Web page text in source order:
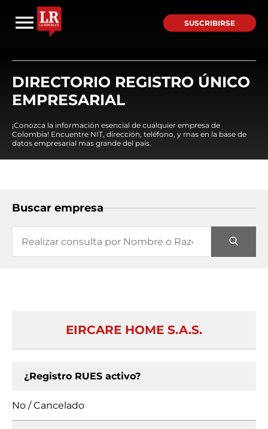
SUSCRIBIRSE
DIRECTORIO REGISTRO ÚNICO
EMPRESARIAL
¡Conozca la información esencial de cualquier empresa de
Colombia! Encuentre NIT, dirección, teléfono, y mas en la base de
datos empresarial mas grande del país.
Buscar empresa
EIRCARE HOME S.A.S.
¿Registro RUES activo?
No / Cancelado